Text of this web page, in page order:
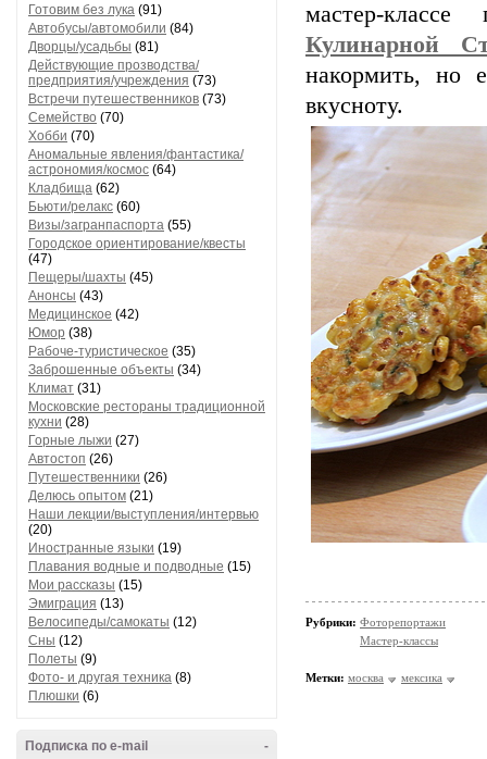
Готовим без лука (91)
Автобусы/автомобили (84)
Дворцы/усадьбы (81)
Действующие прозводства/
предприятия/учреждения (73)
Встречи путешественников (73)
Семейство (70)
Хобби (70)
Аномальные явления/фантастика/
астрономия/космос (64)
Кладбища (62)
Бьюти/релакс (60)
Визы/загранпаспорта (55)
Городское ориентирование/квесты
(47)
Пещеры/шахты (45)
Анонсы (43)
Медицинское (42)
Юмор (38)
Рабоче-туристическое (35)
Заброшенные объекты (34)
Климат (31)
Московские рестораны традиционной
кухни (28)
Горные лыжи (27)
Автостоп (26)
Путешественники (26)
Делюсь опытом (21)
Наши лекции/выступления/интервью
(20)
Иностранные языки (19)
Плавания водные и подводные (15)
Мои рассказы (15)
Эмиграция (13)
Велосипеды/самокаты (12)
Сны (12)
Полеты (9)
Фото- и другая техника (8)
Плюшки (6)
-
Подписка по e-mail
мастер-
Кулинарной
накормить, но
вкусноту.
Рубрики: Фоторепортажи
Мастер-классы
Метки: москва мексика